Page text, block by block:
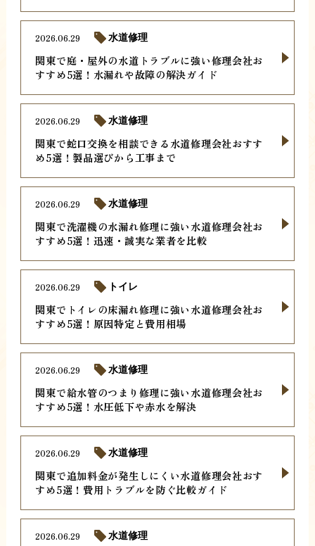
関東で庭・屋外の水道トラブルに強い修理会社お
すすめ5選！水漏れや故障の解決ガイド
2026.06.29 水道修理
関東で蛇口交換を相談できる水道修理会社おすす
め5選！製品選びから工事まで
2026.06.29 水道修理
関東で洗濯機の水漏れ修理に強い水道修理会社お
すすめ5選！迅速・誠実な業者を比較
2026.06.29 水道修理
関東でトイレの床漏れ修理に強い水道修理会社お
すすめ5選！原因特定と費用相場
2026.06.29 トイレ
関東で給水管のつまり修理に強い水道修理会社お
すすめ5選！水圧低下や赤水を解決
2026.06.29 水道修理
関東で追加料金が発生しにくい水道修理会社おす
すめ5選！費用トラブルを防ぐ比較ガイド
2026.06.29 水道修理
2026.06.29 水道修理